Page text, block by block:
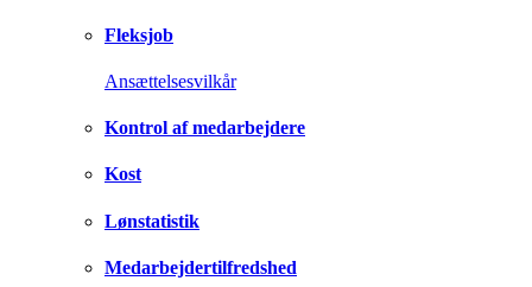
Fleksjob
Ansættelsesvilkår
Kontrol af medarbejdere
Kost
Lønstatistik
Medarbejdertilfredshed